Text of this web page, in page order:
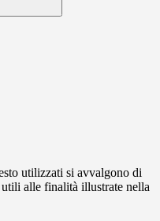
utilizzati si avvalgono di
alle finalità illustrate nella